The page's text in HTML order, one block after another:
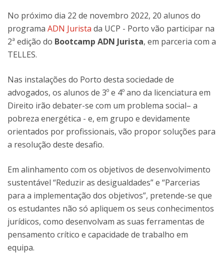
No próximo dia 22 de novembro 2022, 20 alunos do
programa ADN Jurista da UCP - Porto vão participar na
2ª edição do Bootcamp ADN Jurista, em parceria com a
TELLES.
Nas instalações do Porto desta sociedade de
advogados, os alunos de 3º e 4º ano da licenciatura em
Direito irão debater-se com um problema social– a
pobreza energética - e, em grupo e devidamente
orientados por profissionais, vão propor soluções para
a resolução deste desafio.
Em alinhamento com os objetivos de desenvolvimento
sustentável “Reduzir as desigualdades” e “Parcerias
para a implementação dos objetivos”, pretende-se que
os estudantes não só apliquem os seus conhecimentos
jurídicos, como desenvolvam as suas ferramentas de
pensamento crítico e capacidade de trabalho em
equipa.